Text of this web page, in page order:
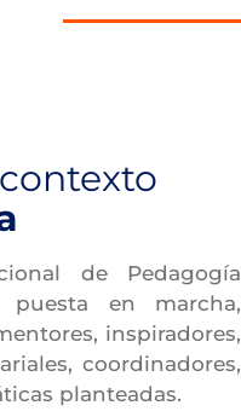
de Pedagogía
en marcha,
inspiradores,
coordinadores,
planteadas.